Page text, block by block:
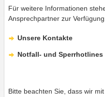
Für weitere Informationen
Ansprechpartner zur
Unsere Kontakte
Notfall- und Sperrhotlines
Bitte beachten Sie, dass wir